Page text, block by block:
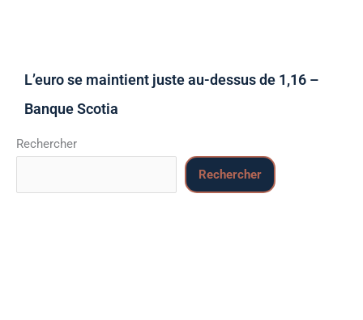
L’euro se maintient juste au-dessus de 1,16 –
Banque Scotia
Rechercher
Rechercher